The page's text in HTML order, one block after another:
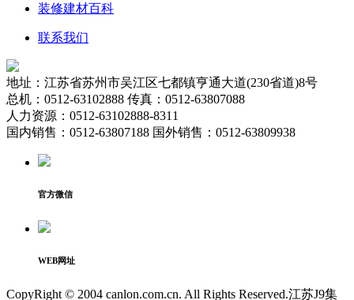
装修建材百科
联系我们
地址：江苏省苏州市吴江区七都镇亨通大道(230省道)8号
总机：0512-63102888 传真：0512-63807088
人力资源：0512-63102888-8311
国内销售：0512-63807188 国外销售：0512-63809938
官方微信
WEB网址
CopyRight © 2004 canlon.com.cn. All Rights Reserved.江苏J9集